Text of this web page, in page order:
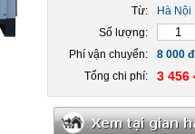
Từ:
Hà Nội
Số lượng:
Phí vận chuyển:
8 000 đ
Tổng chi phí: 3 456